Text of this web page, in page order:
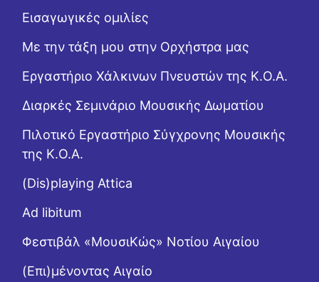
Εισαγωγικές ομιλίες
Με την τάξη μου στην Ορχήστρα μας
Εργαστήριo Χάλκινων Πνευστών της Κ.Ο.Α.
Διαρκές Σεμινάριο Μουσικής Δωματίου
Πιλοτικό Εργαστήριο Σύγχρονης Μουσικής
της Κ.Ο.Α.
(Dis)playing Attica
Ad libitum
Φεστιβάλ «ΜουσιΚώς» Νοτίου Αιγαίου
(Επι)μένοντας Αιγαίο